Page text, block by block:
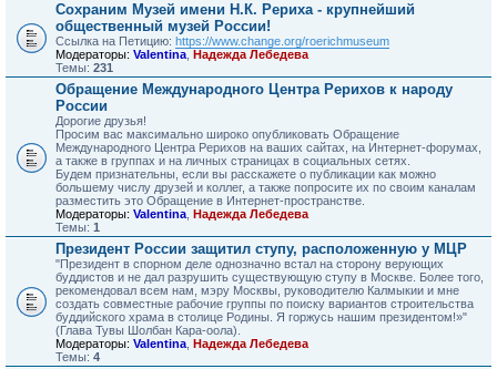
Сохраним Музей имени Н.К. Рериха - крупнейший
общественный музей России!
Ссылка на Петицию: https://www.change.org/roerichmuseum
Модераторы: Valentina Надежда Лебедева
Темы: 231
Обращение Международного Центра Рерихов к народу
России
Дорогие друзья!
Просим вас максимально широко опубликовать Обращение
Международного Центра Рерихов на ваших сайтах, на Интернет-форумах,
а также в группах и на личных страницах в социальных сетях.
Будем признательны, если вы расскажете о публикации как можно
большему числу друзей и коллег, а также попросите их по своим каналам
разместить это Обращение в Интернет-пространстве.
Модераторы: Valentina Надежда Лебедева
Темы: 1
Президент России защитил ступу, расположенную у МЦР
"Президент в спорном деле однозначно встал на сторону верующих
буддистов и не дал разрушить существующую ступу в Москве. Более того,
рекомендовал всем нам, мэру Москвы, руководителю Калмыкии и мне
создать совместные рабочие группы по поиску вариантов строительства
буддийского храма в столице Родины. Я горжусь нашим президентом!»"
(Глава Тувы Шолбан Кара-оола).
Модераторы: Valentina Надежда Лебедева
Темы: 4